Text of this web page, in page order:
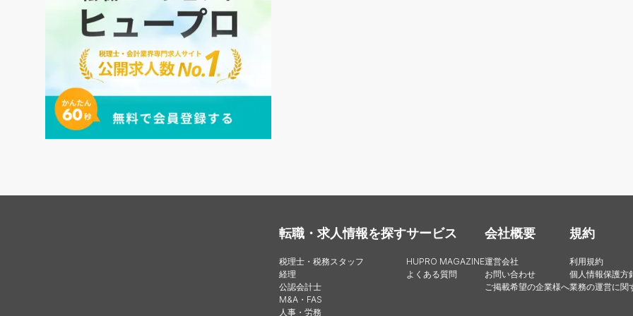
転職・求人情報を探す
税理士・税務スタッフ
経理
公認会計士
M&A・FAS
人事・労務
サービス
HUPRO MAGAZINE
よくある質問
会社概要
運営会社
お問い合わせ
ご掲載希望の企業様へ
規約
利用規約
個人情報保護方
業務の運営に関